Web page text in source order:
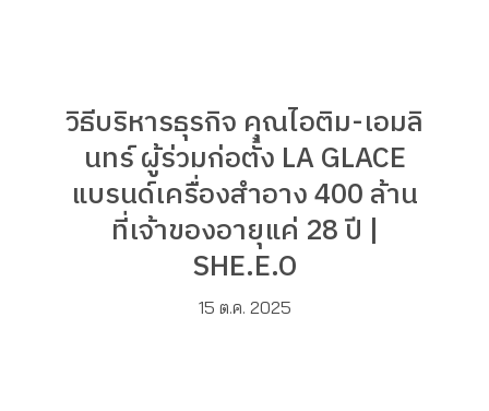
วิธีบริหารธุรกิจ คุณไอติม-เอมลิ
นทร์ ผู้ร่วมก่อตั้ง LA GLACE
แบรนด์เครื่องสำอาง 400 ล้าน
ที่เจ้าของอายุแค่ 28 ปี |
SHE.E.O
15 ต.ค. 2025